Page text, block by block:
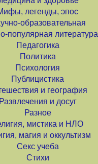
легенды, эпос
образовательная
популярная литература
Педагогика
Политика
Психология
Публицистика
и география
Развлечения и досуг
Разное
мистика и НЛО
магия и оккультизм
Секс учеба
Стихи